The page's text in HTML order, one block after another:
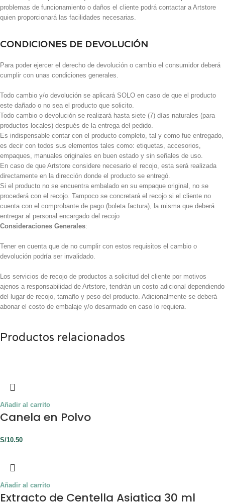
problemas de funcionamiento o daños el cliente podrá contactar a Artstore
quien proporcionará las facilidades necesarias.
CONDICIONES DE DEVOLUCIÓN
Para poder ejercer el derecho de devolución o cambio el consumidor deberá
cumplir con unas condiciones generales.
Todo cambio y/o devolución se aplicará SOLO en caso de que el producto
este dañado o no sea el producto que solicito.
Todo cambio o devolución se realizará hasta siete (7) días naturales (para
productos locales) después de la entrega del pedido.
Es indispensable contar con el producto completo, tal y como fue entregado,
es decir con todos sus elementos tales como: etiquetas, accesorios,
empaques, manuales originales en buen estado y sin señales de uso.
En caso de que Artstore considere necesario el recojo, esta será realizada
directamente en la dirección donde el producto se entregó.
Si el producto no se encuentra embalado en su empaque original, no se
procederá con el recojo. Tampoco se concretará el recojo si el cliente no
cuenta con el comprobante de pago (boleta factura), la misma que deberá
entregar al personal encargado del recojo
Consideraciones Generales:
Tener en cuenta que de no cumplir con estos requisitos el cambio o
devolución podría ser invalidado.
Los servicios de recojo de productos a solicitud del cliente por motivos
ajenos a responsabilidad de Artstore, tendrán un costo adicional dependiendo
del lugar de recojo, tamaño y peso del producto. Adicionalmente se deberá
abonar el costo de embalaje y/o desarmado en caso lo requiera.
Productos relacionados
Añadir al carrito
Canela en Polvo
S/10.50
Añadir al carrito
Extracto de Centella Asiatica 30 ml